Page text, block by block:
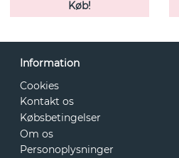
Køb!
Information
Cookies
Kontakt os
Købsbetingelser
Om os
Personoplysninger